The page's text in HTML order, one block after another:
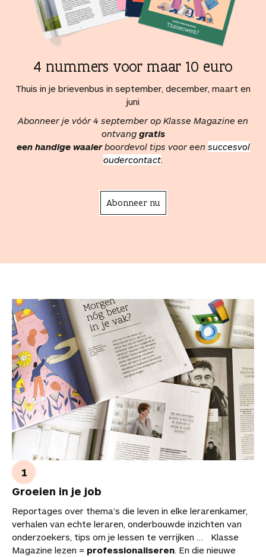
4 nummers voor maar 10 euro
Thuis in je brievenbus in september, december, maart en
juni
Abonneer je vóór 4 september op Klasse Magazine en
ontvang gratis
een handige waaierboordevol tips voor een succesvol
oudercontact.
Abonneer nu
Groeien in je job
Reportages over thema’s die leven in elke lerarenkamer,
verhalen van echte leraren, onderbouwde inzichten van
onderzoekers, tips om je lessen te verrijken … Klasse
Magazine lezen = professionaliseren. En die nieuwe